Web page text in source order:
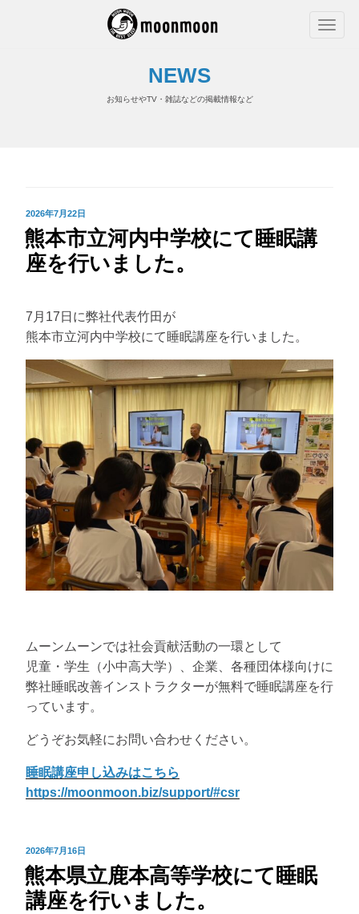
NEWS
お知らせやTV・雑誌などの掲載情報など
投
稿
日:
2026年7月22日
熊本市立河内中学校にて睡眠講
座を行いました。
7月17日に弊社代表竹田が
熊本市立河内中学校にて睡眠講座を行いました。
ムーンムーンでは社会貢献活動の一環として
児童・学生（小中高大学）、企業、各種団体様向けに
弊社睡眠改善インストラクターが無料で睡眠講座を行
っています。
どうぞお気軽にお問い合わせください。
睡眠講座申し込みはこちら
https://moonmoon.biz/support/#csr
投
稿
日:
2026年7月16日
熊本県立鹿本高等学校にて睡眠
講座を行いました。